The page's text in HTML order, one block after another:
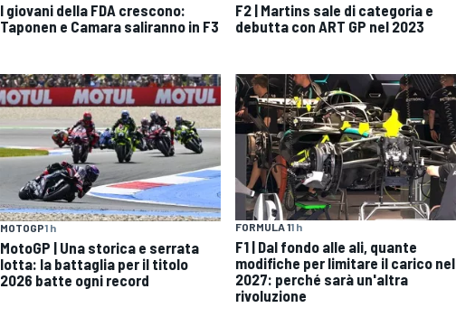
I giovani della FDA crescono:
Taponen e Camara saliranno in F3
F2 | Martins sale di categoria e
debutta con ART GP nel 2023
MOTOGP1 h
MotoGP | Una storica e serrata
lotta: la battaglia per il titolo
2026 batte ogni record
FORMULA 11 h
F1 | Dal fondo alle ali, quante
modifiche per limitare il carico nel
2027: perché sarà un'altra
rivoluzione